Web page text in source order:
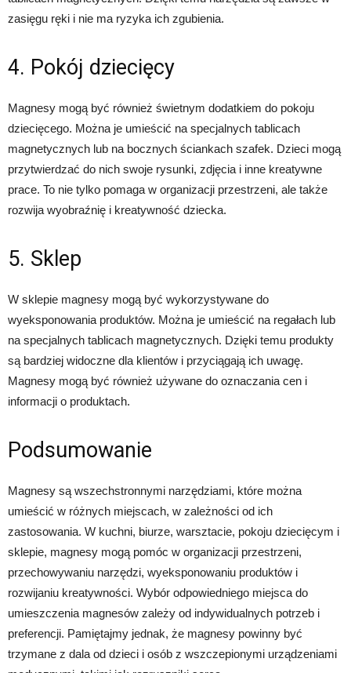
zasięgu ręki i nie ma ryzyka ich zgubienia.
4. Pokój dziecięcy
Magnesy mogą być również świetnym dodatkiem do pokoju
dziecięcego. Można je umieścić na specjalnych tablicach
magnetycznych lub na bocznych ściankach szafek. Dzieci mogą
przytwierdzać do nich swoje rysunki, zdjęcia i inne kreatywne
prace. To nie tylko pomaga w organizacji przestrzeni, ale także
rozwija wyobraźnię i kreatywność dziecka.
5. Sklep
W sklepie magnesy mogą być wykorzystywane do
wyeksponowania produktów. Można je umieścić na regałach lub
na specjalnych tablicach magnetycznych. Dzięki temu produkty
są bardziej widoczne dla klientów i przyciągają ich uwagę.
Magnesy mogą być również używane do oznaczania cen i
informacji o produktach.
Podsumowanie
Magnesy są wszechstronnymi narzędziami, które można
umieścić w różnych miejscach, w zależności od ich
zastosowania. W kuchni, biurze, warsztacie, pokoju dziecięcym i
sklepie, magnesy mogą pomóc w organizacji przestrzeni,
przechowywaniu narzędzi, wyeksponowaniu produktów i
rozwijaniu kreatywności. Wybór odpowiedniego miejsca do
umieszczenia magnesów zależy od indywidualnych potrzeb i
preferencji. Pamiętajmy jednak, że magnesy powinny być
trzymane z dala od dzieci i osób z wszczepionymi urządzeniami